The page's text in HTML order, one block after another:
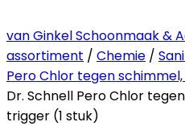
van Ginkel Schoonmaak &
assortiment / Chemie /
Pero Chlor tegen
Dr. Schnell Pero Chlor
trigger (1 stuk)